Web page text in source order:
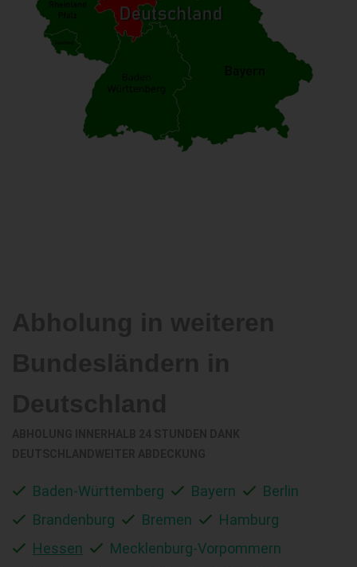
Baden-Württemberg Bayern
Berlin
Brandenburg
Bremen
Hamburg
Hessen
Mecklenburg-Vorpommern